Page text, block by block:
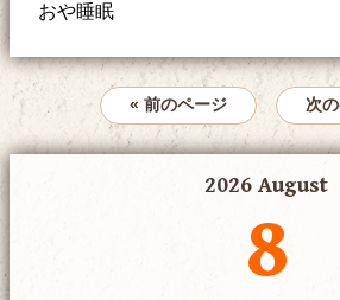
おや睡眠
« 前のページ 次
2026 August
8